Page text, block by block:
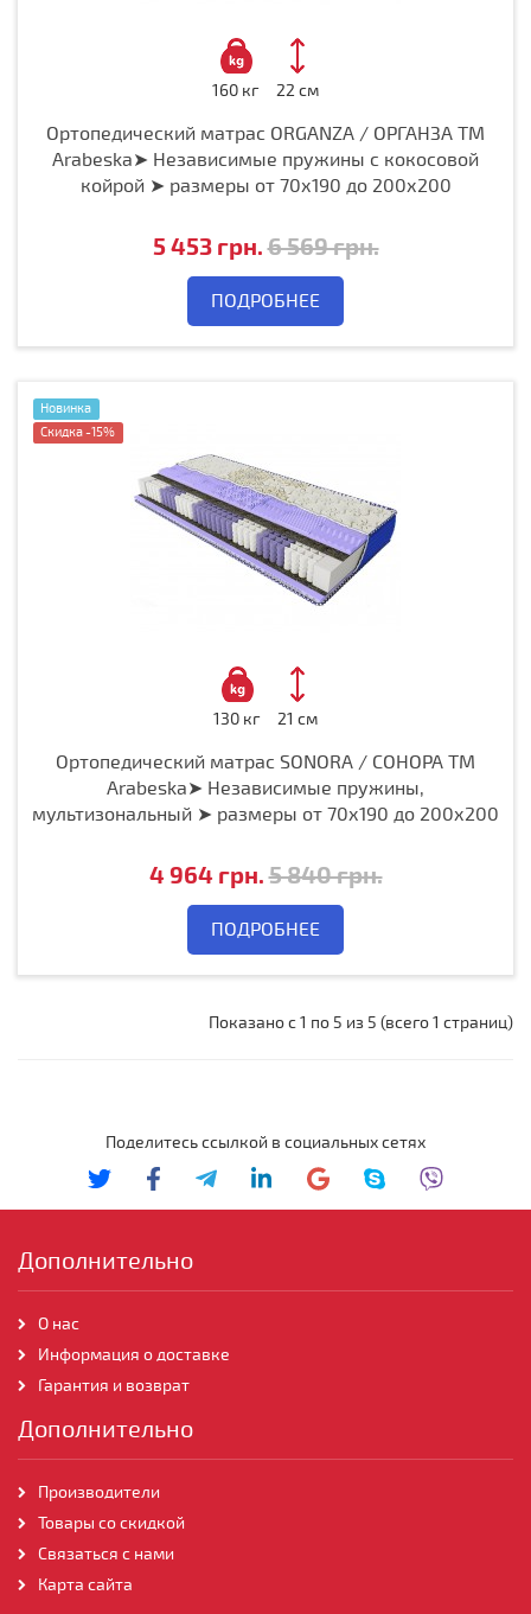
160 кг 22 см
Ортопедический матрас ORGANZA / ОРГАНЗА ТМ
Arabeska➤ Независимые пружины с кокосовой
койрой ➤ размеры от 70х190 до 200х200
5 453 грн.6 569 грн.
ПОДРОБНЕЕ
Новинка
Скидка -15%
130 кг 21 см
Ортопедический матрас SONORA / СОНОРА ТМ
Arabeska➤ Независимые пружины,
мультизональный ➤ размеры от 70х190 до 200х200
4 964 грн.5 840 грн.
ПОДРОБНЕЕ
Показано с 1 по 5 из 5 (всего 1 страниц)
Поделитесь ссылкой в социальных сетях
Дополнительно
О нас
Информация о доставке
Гарантия и возврат
Дополнительно
Производители
Товары со скидкой
Связаться с нами
Карта сайта